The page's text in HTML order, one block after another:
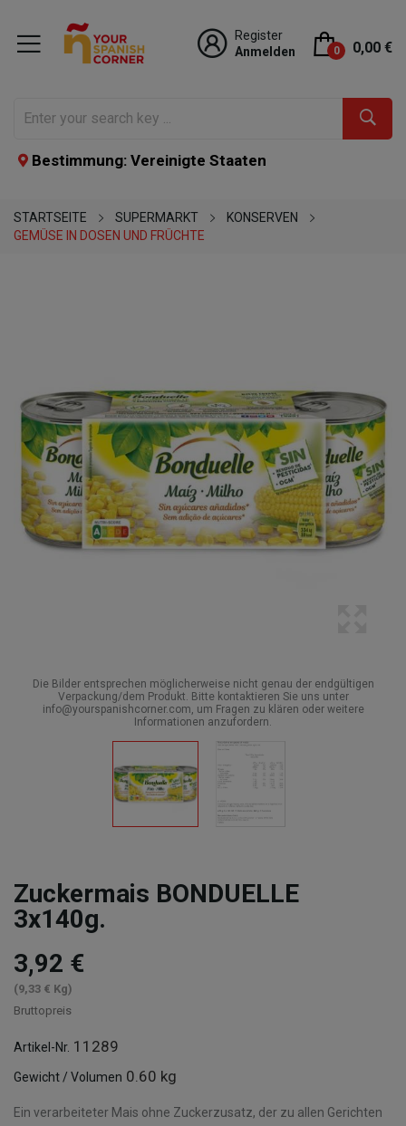
Register
Anmelden
0 0,00 €
Bestimmung: Vereinigte Staaten
STARTSEITE SUPERMARKT
KONSERVEN
GEMÜSE IN DOSEN UND FRÜCHTE
Die Bilder entsprechen möglicherweise nicht genau der endgültigen
Verpackung/dem Produkt. Bitte kontaktieren Sie uns unter
info@yourspanishcorner.com, um Fragen zu klären oder weitere
Informationen anzufordern.
Zuckermais BONDUELLE
3x140g.
3,92 €
(9,33 € Kg)
Bruttopreis
Artikel-Nr. 11289
Gewicht / Volumen 0.60 kg
Ein verarbeiteter Mais ohne Zuckerzusatz, der zu allen Gerichten